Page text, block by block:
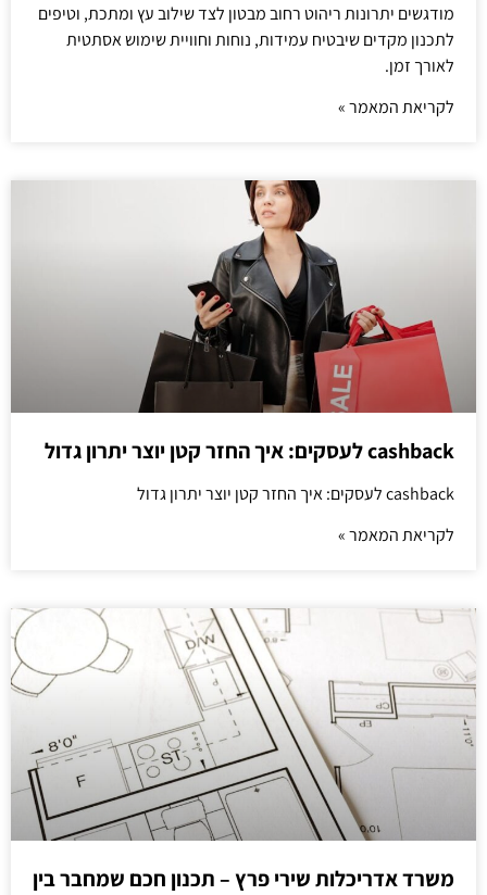
מודגשים יתרונות ריהוט רחוב מבטון לצד שילוב עץ ומתכת, וטיפים
לתכנון מקדים שיבטיח עמידות, נוחות וחוויית שימוש אסתטית
לאורך זמן.
לקריאת המאמר »
cashback לעסקים: איך החזר קטן יוצר יתרון גדול
cashback לעסקים: איך החזר קטן יוצר יתרון גדול
לקריאת המאמר »
משרד אדריכלות שירי פרץ – תכנון חכם שמחבר בין